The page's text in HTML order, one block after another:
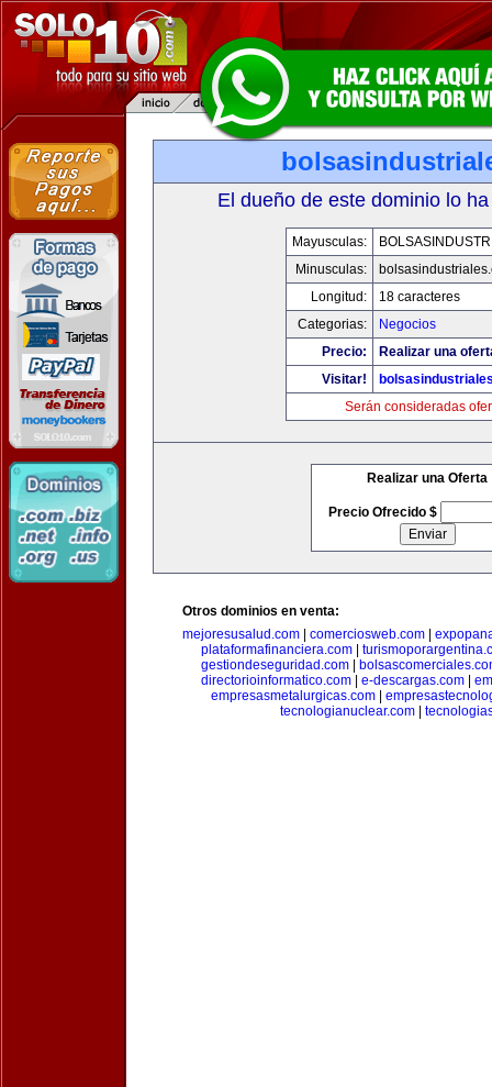
El dueño de este dominio lo
Mayusculas:
Minusculas:
Longitud:
18 caracteres
Categorias:
Negocios
Precio:
Realizar una
Visitar!
Serán consideradas
Realizar una Oferta
Precio Ofrecido $
Otros dominios en venta:
mejoresusalud.com
comerciosweb.com
plataformafinanciera.com
gestiondeseguridad.com
directorioinformatico.com
e-descargas.com
empresasmetalurgicas.com|
tecnologianuclear.com